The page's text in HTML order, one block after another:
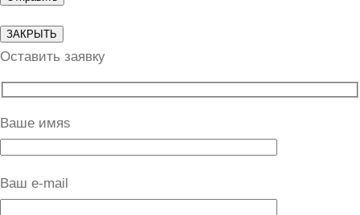
ЗАКРЫТЬ
Оставить заявку
Ваше имяs
Ваш e-mail